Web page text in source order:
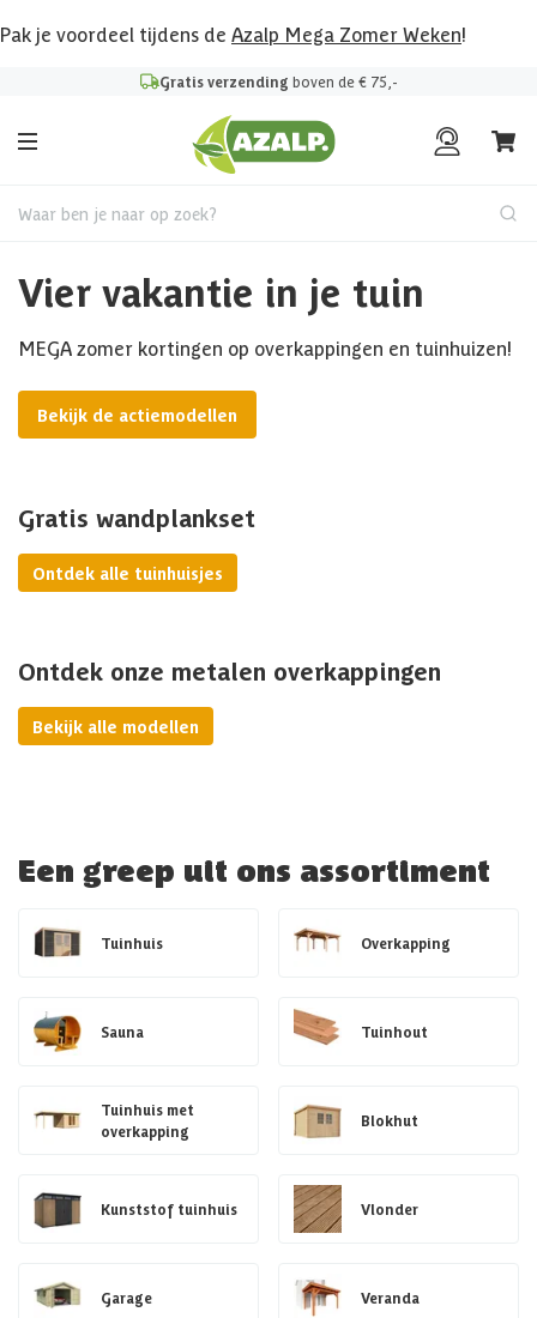
Pak je voordeel tijdens de Azalp Mega Zomer Weken!
Gratis verzending boven de € 75,-
Waar ben je naar op zoek?
Vier vakantie in je tuin
MEGA zomer kortingen op overkappingen en tuinhuizen!
Bekijk de actiemodellen
Gratis wandplankset
Ontdek alle tuinhuisjes
Ontdek onze metalen overkappingen
Bekijk alle modellen
Een greep uit ons assortiment
Tuinhuis Overkapping
Sauna Tuinhout
Tuinhuis met
overkapping
Blokhut
Kunststof tuinhuis Vlonder
Garage Veranda